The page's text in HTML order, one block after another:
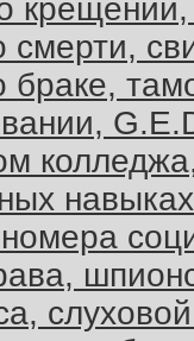
смерти,
браке,